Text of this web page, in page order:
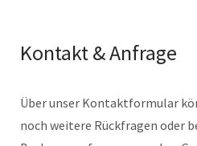
Kontakt & Anfrage
Über unser Kontaktformular
noch weitere Rückfragen oder